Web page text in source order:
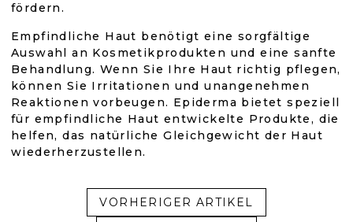
fördern.
Empfindliche Haut benötigt eine sorgfältige
Auswahl an Kosmetikprodukten und eine sanfte
Behandlung. Wenn Sie Ihre Haut richtig pflegen,
können Sie Irritationen und unangenehmen
Reaktionen vorbeugen. Epiderma bietet speziell
für empfindliche Haut entwickelte Produkte, die
helfen, das natürliche Gleichgewicht der Haut
wiederherzustellen.
VORHERIGER ARTIKEL